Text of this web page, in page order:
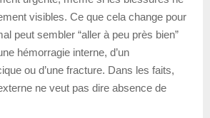
visibles. Ce que cela change pour
peut sembler “aller à peu près bien”
hémorragie interne, d’un
ou d’une fracture. Dans les faits,
ne veut pas dire absence de